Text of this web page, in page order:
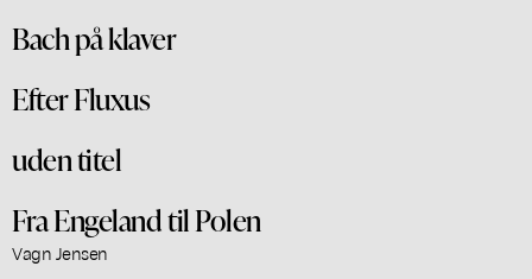
Bach på klaver
Efter Fluxus
uden titel
Fra Engeland til Polen
Vagn Jensen